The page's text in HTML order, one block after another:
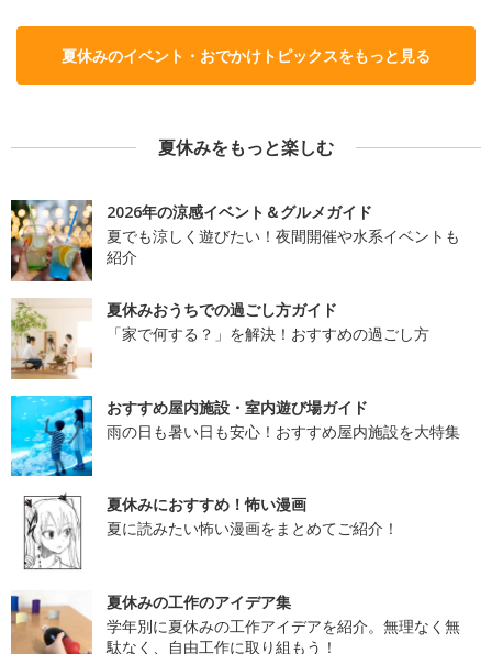
夏休みのイベント・おでかけトピックスをもっと見る
夏休みをもっと楽しむ
2026年の涼感イベント＆グルメガイド
夏でも涼しく遊びたい！夜間開催や水系イベントも
紹介
夏休みおうちでの過ごし方ガイド
「家で何する？」を解決！おすすめの過ごし方
おすすめ屋内施設・室内遊び場ガイド
雨の日も暑い日も安心！おすすめ屋内施設を大特集
夏休みにおすすめ！怖い漫画
夏に読みたい怖い漫画をまとめてご紹介！
夏休みの工作のアイデア集
学年別に夏休みの工作アイデアを紹介。無理なく無
駄なく、自由工作に取り組もう！